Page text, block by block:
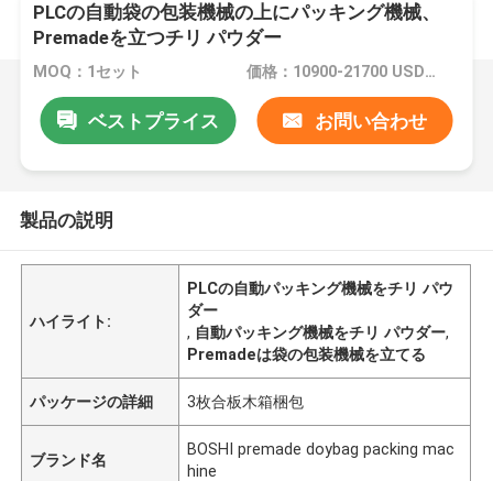
PLCの自動袋の包装機械の上にパッキング機械、
Premadeを立つチリ パウダー
MOQ：1セット 価格：10900-21700 USD/SET
ベストプライス お問い合わせ
製品の説明
ハイライト:
PLCの自動パッキング機械をチリ パウ
ダー
, 自動パッキング機械をチリ パウダー,
Premadeは袋の包装機械を立てる
パッケージの詳細 3枚合板木箱梱包
ブランド名
BOSHI premade doybag packing mac
hine